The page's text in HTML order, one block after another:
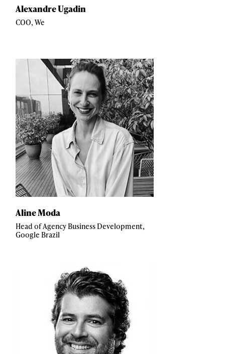
Alexandre Ugadin
COO, We
Aline Moda
Head of Agency Business Development,
Google Brazil